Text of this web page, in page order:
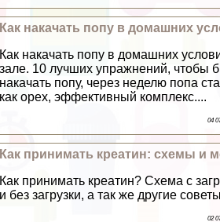
Как накачать попу в домашних
Как накачать попу в домашних
зале. 10 лучших упражнений, чтобы
накачать попу, через неделю попа
как орех, эффективный комплекс....
04
Как принимать креатин: схемы и
Как принимать креатин? Схема с
и без загрузки, а так же другие
02